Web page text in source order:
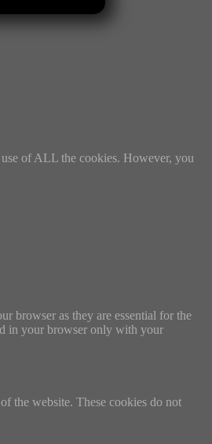
of ALL the cookies. However, you
browser as they are essential for the
in your browser only with your
the website. These cookies do not